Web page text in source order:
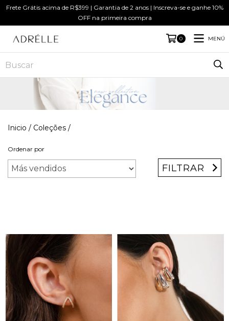
Frete Grátis acima de R$399 | Garantia de 2 anos | Inscreva-se e ganhe 10%
OFF na primeira compra
0 MENÚ
Inicio / Coleções /
Ordenar por
FILTRAR